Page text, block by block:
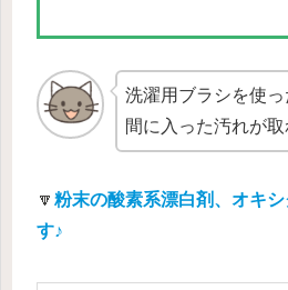
洗濯用ブラシを使
間に入った汚れが
🔽 粉末の酸素系漂白剤、オキ
す♪